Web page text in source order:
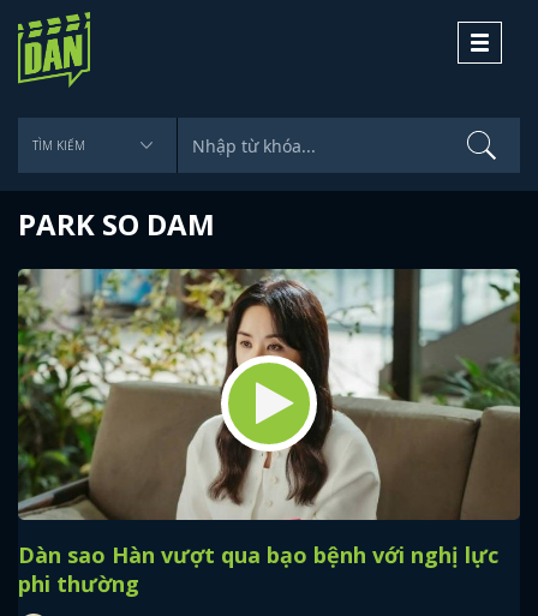
Toggle
PARK SO DAM
Dàn sao Hàn vượt qua bạo bệnh với nghị lực
phi thường